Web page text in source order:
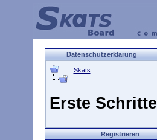
Datenschutzerklärung
Skats
Erste Schritte
Registrieren